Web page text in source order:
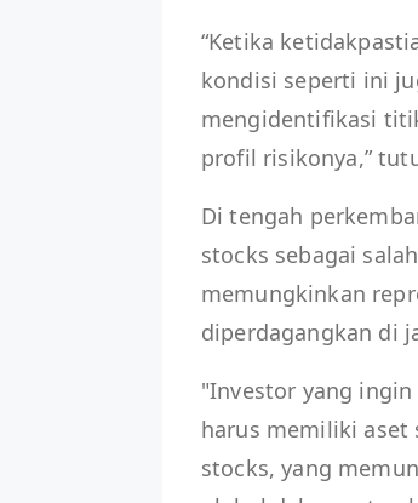
“Ketika
kondisi seperti ini
mengidentifikasi
profil risikonya,”
Di tengah
stocks sebagai
memungkinkan
diperdagangkan di
"Investor yang
harus memiliki aset
stocks, yang